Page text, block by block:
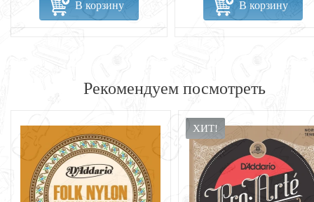
В корзину В корзину
Рекомендуем посмотреть
ХИТ!